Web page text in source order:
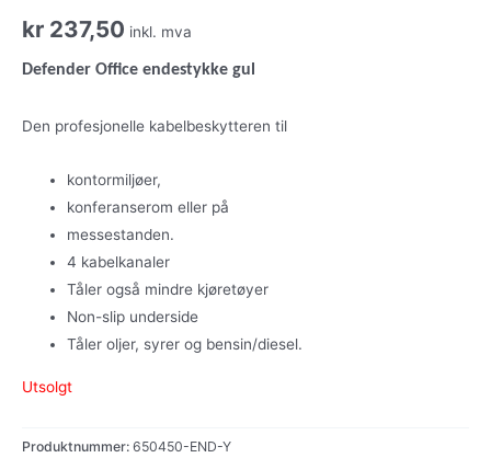
kr 237,50 inkl. mva
Defender Office endestykke gul
Den profesjonelle kabelbeskytteren til
kontormiljøer,
konferanserom eller på
messestanden.
4 kabelkanaler
Tåler også mindre kjøretøyer
Non-slip underside
Tåler oljer, syrer og bensin/diesel.
Utsolgt
Produktnummer: 650450-END-Y